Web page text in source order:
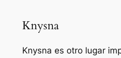
Knysna
Knysna es otro lugar